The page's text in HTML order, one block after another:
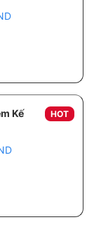
HOT
Kế